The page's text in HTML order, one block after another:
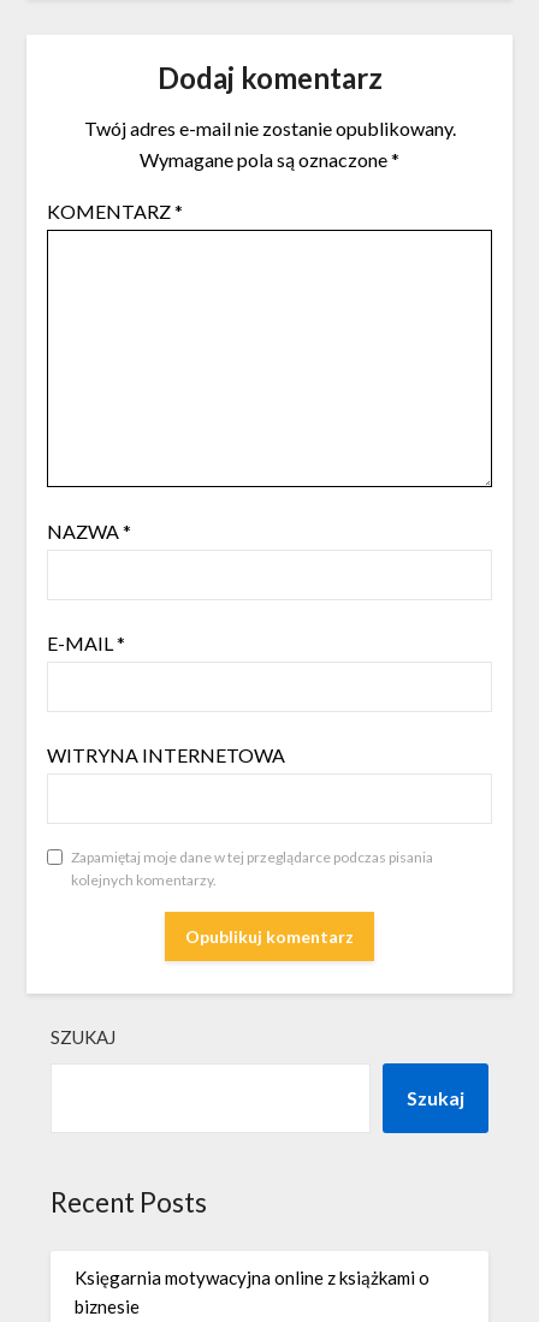
Dodaj komentarz
Twój adres e-mail nie zostanie opublikowany.
Wymagane pola są oznaczone*
KOMENTARZ*
NAZWA*
E-MAIL*
WITRYNA INTERNETOWA
Zapamiętaj moje dane w tej przeglądarce podczas pisania
kolejnych komentarzy.
SZUKAJ
Szukaj
Recent Posts
Księgarnia motywacyjna online z książkami o
biznesie